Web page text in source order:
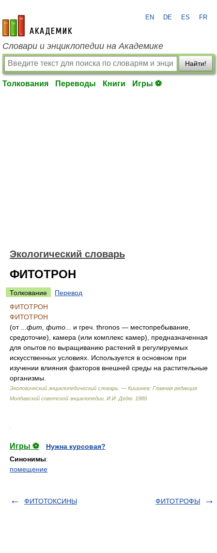
academic.ru
EN DE ES FR
Словари и энциклопедии на Академике
Найти!
Толкования Переводы Книги Игры ⚽
Экологический словарь
ФИТОТРОН
Толкование
Перевод
ФИТОТРОН
ФИТОТРОН
(от
...фит, фито...
и греч. thronos — местопребывание,
средоточие), камера (или комплекс камер), предназначенная
для опытов по выращиванию растений в регулируемых
искусственных условиях. Используется в основном при
изучении влияния факторов внешней среды на растительные
организмы.
Экологический энциклопедический словарь. — Кишинев: Главная редакция
Молдавской советской энциклопедии И.И. Дедю 1989
Игры ⚽
Нужна курсовая?
Синонимы:
помещение
ФИТОТОКСИНЫ ФИТОТРОФЫ